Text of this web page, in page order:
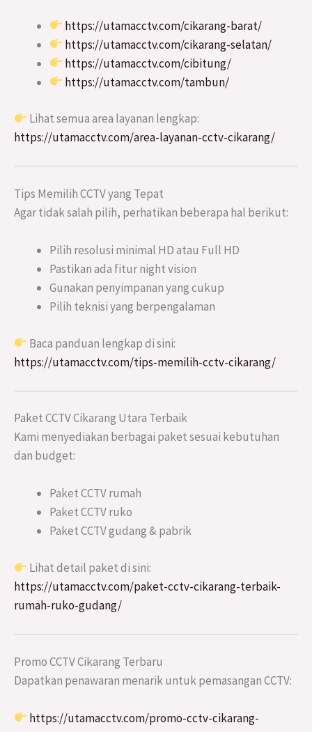
https://utamacctv.com/cikarang-barat/
https://utamacctv.com/cikarang-selatan/
https://utamacctv.com/cibitung/
https://utamacctv.com/tambun/
Lihat semua area layanan lengkap:
https://utamacctv.com/area-layanan-cctv-cikarang/
Tips Memilih CCTV yang Tepat
Agar tidak salah pilih, perhatikan beberapa hal berikut:
Pilih resolusi minimal HD atau Full HD
Pastikan ada fitur night vision
Gunakan penyimpanan yang cukup
Pilih teknisi yang berpengalaman
Baca panduan lengkap di sini:
https://utamacctv.com/tips-memilih-cctv-cikarang/
Paket CCTV Cikarang Utara Terbaik
Kami menyediakan berbagai paket sesuai kebutuhan
dan budget:
Paket CCTV rumah
Paket CCTV ruko
Paket CCTV gudang & pabrik
Lihat detail paket di sini:
https://utamacctv.com/paket-cctv-cikarang-terbaik-
rumah-ruko-gudang/
Promo CCTV Cikarang Terbaru
Dapatkan penawaran menarik untuk pemasangan CCTV:
https://utamacctv.com/promo-cctv-cikarang-